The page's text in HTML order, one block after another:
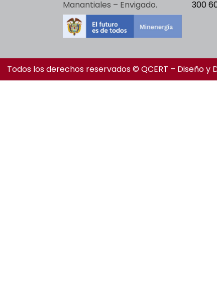
Manantiales – Envigado.
300
Todos los derechos reservados © QCERT – Diseño y